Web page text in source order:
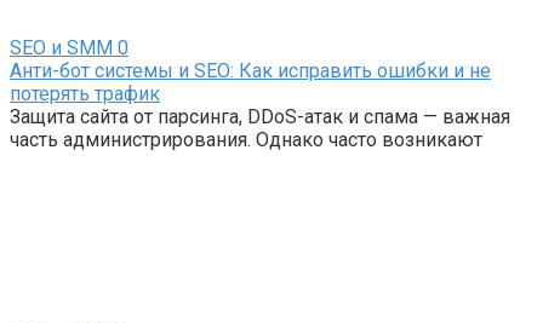
SEO и SMM 0
Анти-бот системы и SEO: Как исправить ошибки и не
потерять трафик
Защита сайта от парсинга, DDoS-атак и спама — важная
часть администрирования. Однако часто возникают